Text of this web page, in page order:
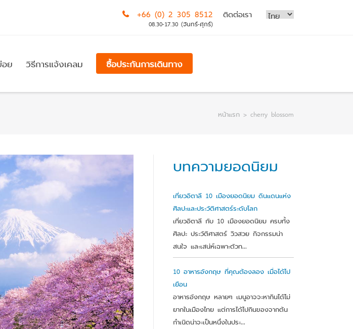
+66 (0) 2 305 8512
08.30-17.30 (จันทร์-ศุกร์)
ติดต่อเรา
อย วิธีการแจ้งเคลม ซื้อประกันการเดินทาง
หน้าแรก > cherry blossom
บทความยอดนิยม
เที่ยวอิตาลี 10 เมืองยอดนิยม ดินแดนแห่ง
ศิลปะและประวัติศาสตร์ระดับโลก
เที่ยวอิตาลี กับ 10 เมืองยอดนิยม ครบทั้ง
ศิลปะ ประวัติศาสตร์ วิวสวย กิจกรรมน่า
สนใจ และเสน่ห์เฉพาะตัวท...
10 อาหารอังกฤษ ที่คุณต้องลอง เมื่อได้ไป
เยือน
อาหารอังกฤษ หลายๆ เมนูอาจจะหากินได้ไม่
ยากในเมืองไทย แต่การได้ไปกินของจากต้น
กำเนิดน่าจะเป็นหนึ่งในประ...